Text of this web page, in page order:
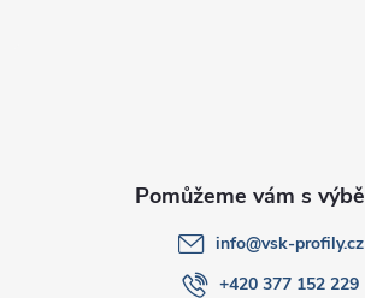
info@vsk-profily.cz
+420 377 152 229